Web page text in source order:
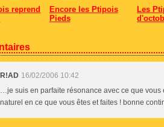
reprend
Encore les Ptipois
Pieds
Les
R!AD 16/02/2006 10:42
…je suis en parfaite résonance avec ce que vous
naturel en ce que vous êtes et faites ! bonne